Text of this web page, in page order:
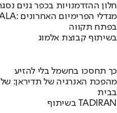
חלון ההזדמנויות בכפר גנים
בפתח תקווה
בשיתוף קבוצת אלמוג
כך תחסכו בחשמל בלי להזיע
מהפכת האנרגיה של תדיראן:
בבית
בשיתוף TADIRAN